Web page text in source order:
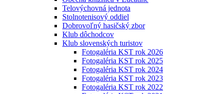
Telovýchovná jednota
Stolnotenisový oddiel
Dobrovoľný hasičský zbor
Klub dôchodcov
Klub slovenských turistov
Fotogaléria KST rok 2026
Fotogaléria KST rok 2025
Fotogaléria KST rok 2024
Fotogaléria KST rok 2023
Fotogaléria KST rok 2022